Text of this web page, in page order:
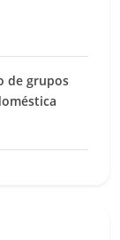
de grupos